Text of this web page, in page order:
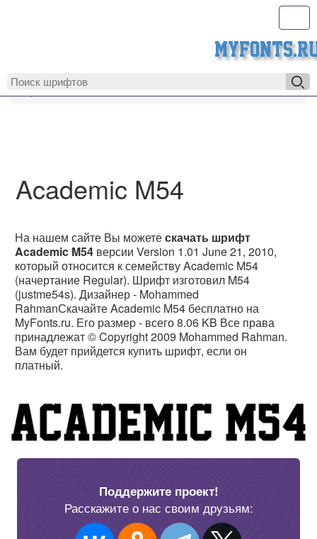
MyFonts.ru
Academic M54
На нашем сайте Вы можетескачать шрифт
Academic M54 версии Version 1.01 June 21, 2010,
который относится к семейству Academic M54
(начертание Regular). Шрифт изготовил M54
(justme54s). Дизайнер - Mohammed
RahmanСкачайте Academic M54 бесплатно на
MyFonts.ru. Его размер - всего 8.06 KB Все права
принадлежат © Copyright 2009 Mohammed Rahman.
Вам будет прийдется купить шрифт, если он
платный.
Поддержите проект!
Расскажите о нас своим друзьям: